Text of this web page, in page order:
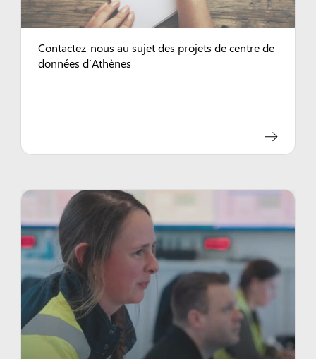
Contactez-nous au sujet des projets de centre de
données d’Athènes